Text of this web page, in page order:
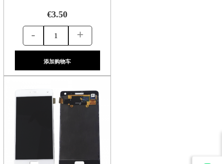
€3.50
- +
添加购物车